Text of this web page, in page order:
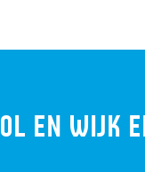
en wijk